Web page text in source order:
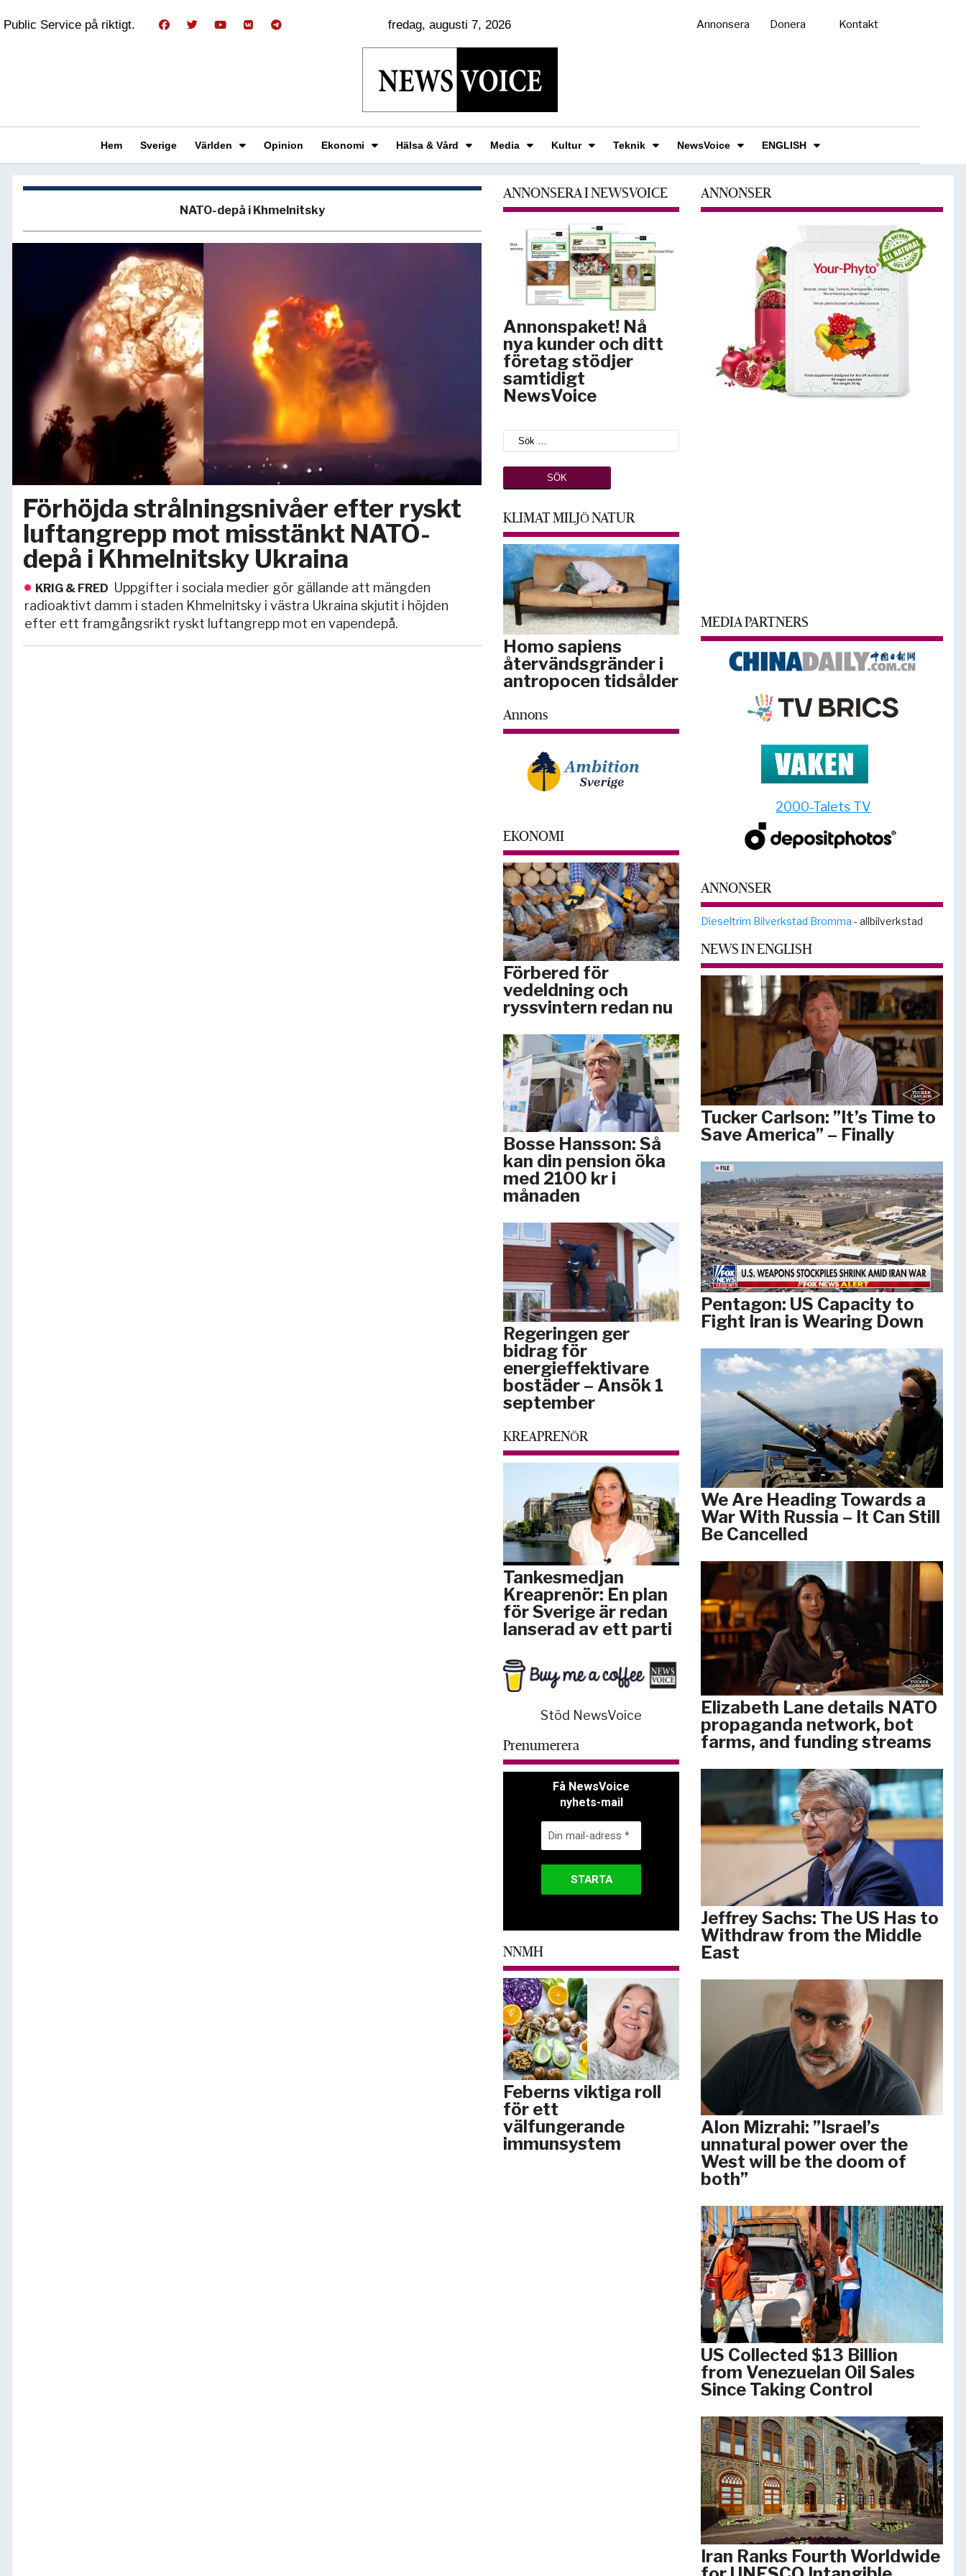
Public Service på riktigt. fredag, augusti 7, 2026 Annonsera Donera Kontakt
Hem Sverige Världen Opinion Ekonomi Hälsa & Vård Media Kultur Teknik NewsVoice ENGLISH
NATO-depå i Khmelnitsky
Förhöjda strålningsnivåer efter ryskt
luftangrepp mot misstänkt NATO-
depå i Khmelnitsky Ukraina
KRIG & FRED Uppgifter i sociala medier gör gällande att mängden
radioaktivt damm i staden Khmelnitsky i västra Ukraina skjutit i höjden
efter ett framgångsrikt ryskt luftangrepp mot en vapendepå.
ANNONSERA I NEWSVOICE
Annonspaket! Nå
nya kunder och ditt
företag stödjer
samtidigt
NewsVoice
KLIMAT MILJÖ NATUR
Homo sapiens
återvändsgränder i
antropocen tidsålder
Annons
EKONOMI
Förbered för
vedeldning och
ryssvintern redan nu
Bosse Hansson: Så
kan din pension öka
med 2100 kr i
månaden
Regeringen ger
bidrag för
energieffektivare
bostäder – Ansök 1
september
KREAPRENÖR
Tankesmedjan
Kreaprenör: En plan
för Sverige är redan
lanserad av ett parti
Stöd NewsVoice
Prenumerera
Få NewsVoice
nyhets-mail
NNMH
Feberns viktiga roll
för ett
välfungerande
immunsystem
ANNONSER
MEDIA PARTNERS
2000-Talets TV
ANNONSER
Dieseltrim Bilverkstad Bromma - allbilverkstad
NEWS IN ENGLISH
Tucker Carlson: ”It’s Time to
Save America” – Finally
Pentagon: US Capacity to
Fight Iran is Wearing Down
We Are Heading Towards a
War With Russia – It Can Still
Be Cancelled
Elizabeth Lane details NATO
propaganda network, bot
farms, and funding streams
Jeffrey Sachs: The US Has to
Withdraw from the Middle
East
Alon Mizrahi: ”Israel’s
unnatural power over the
West will be the doom of
both”
US Collected $13 Billion
from Venezuelan Oil Sales
Since Taking Control
Iran Ranks Fourth Worldwide